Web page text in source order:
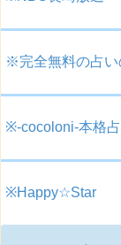
※完全無料の占い
※-cocoloni-本格
※Happy☆Star